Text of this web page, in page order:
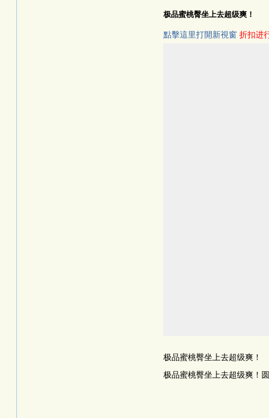
极品蜜桃臀坐上去超级爽！
點擊這里打開新視窗 折扣进
极品蜜桃臀坐上去超级爽！
极品蜜桃臀坐上去超级爽！